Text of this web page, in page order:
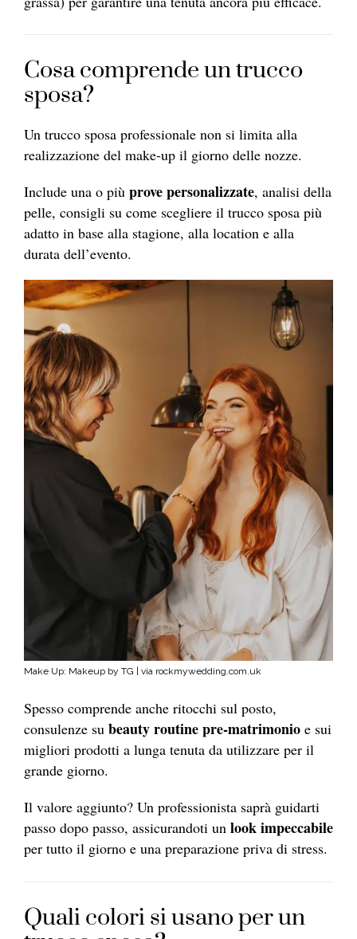
Cosa comprende un trucco
sposa?
Un trucco sposa professionale non si limita alla
realizzazione del make-up il giorno delle nozze.
Include una o più prove personalizzate, analisi della
pelle, consigli su come scegliere il trucco sposa più
adatto in base alla stagione, alla location e alla
durata dell’evento.
Make Up: Makeup by TG | via rockmywedding.com.uk
Spesso comprende anche ritocchi sul posto,
consulenze su beauty routine pre-matrimonio e sui
migliori prodotti a lunga tenuta da utilizzare per il
grande giorno.
Il valore aggiunto? Un professionista saprà guidarti
passo dopo passo, assicurandoti un look impeccabile
per tutto il giorno e una preparazione priva di stress.
Quali colori si usano per un